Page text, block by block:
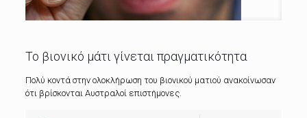
Το βιονικό μάτι γίνεται πραγματικότητα
Πολύ κοντά στην ολοκλήρωση του βιονικού ματιού ανακοίνωσαν
ότι βρίσκονται Αυστραλοί επιστήμονες.